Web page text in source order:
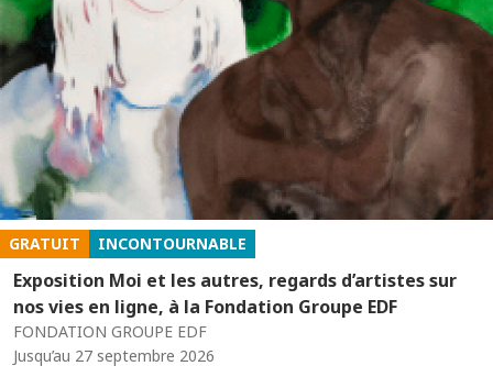
GRATUIT INCONTOURNABLE
Exposition Moi et les autres, regards d’artistes sur
nos vies en ligne, à la Fondation Groupe EDF
FONDATION GROUPE EDF
Jusqu’au 27 septembre 2026